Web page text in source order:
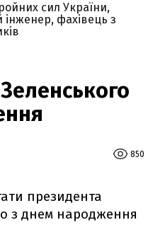
сил України,
інженер, фахівець з
850
президента
з днем народження